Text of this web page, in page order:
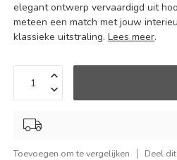
elegant ontwerp vervaardigd uit
meteen een match met jouw
klassieke uitstraling.Lees meer.
Toevoegen om te vergelijken Deel